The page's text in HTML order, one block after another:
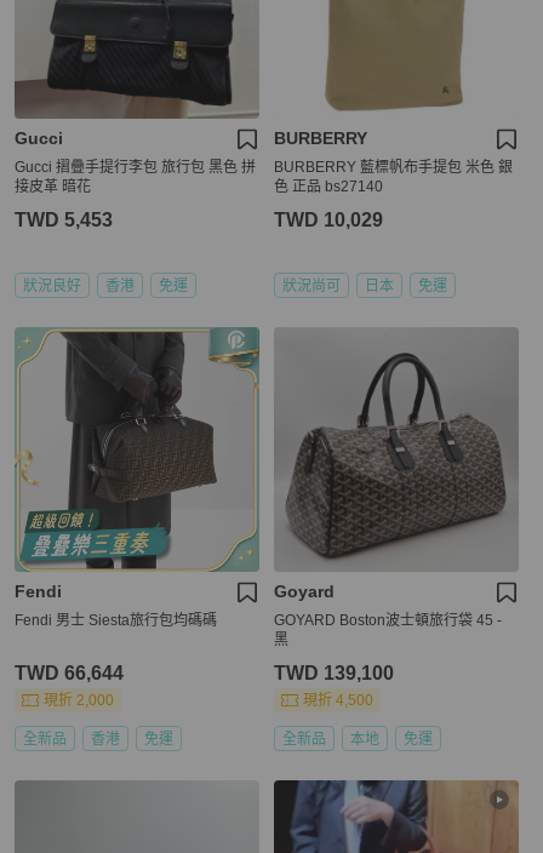
Gucci
Gucci 摺疊手提行李包 旅行包 黑色 拼
接皮革 暗花
TWD 5,453
狀況良好 香港 免運
BURBERRY
BURBERRY 藍標帆布手提包 米色 銀
色 正品 bs27140
TWD 10,029
狀況尚可 日本 免運
Fendi
Fendi 男士 Siesta旅行包均碼碼
TWD 66,644
現折 2,000
全新品 香港 免運
Goyard
GOYARD Boston波士頓旅行袋 45 -
黑
TWD 139,100
現折 4,500
全新品 本地 免運